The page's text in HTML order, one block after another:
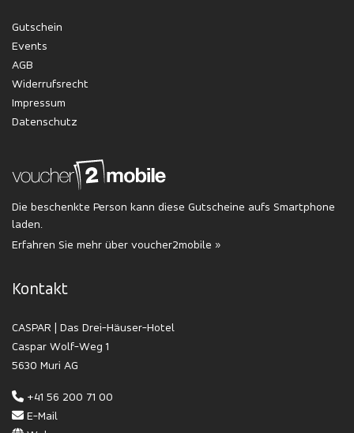
Gutschein
Events
AGB
Widerrufsrecht
Impressum
Datenschutz
Die beschenkte Person kann diese Gutscheine aufs Smartphone
laden.
Erfahren Sie mehr über voucher2mobile »
Kontakt
CASPAR | Das Drei-Häuser-Hotel
Caspar Wolf-Weg 1
5630 Muri AG
+41 56 200 71 00
E-Mail